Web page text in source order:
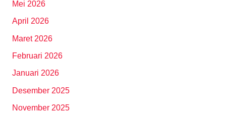
Mei 2026
April 2026
Maret 2026
Februari 2026
Januari 2026
Desember 2025
November 2025